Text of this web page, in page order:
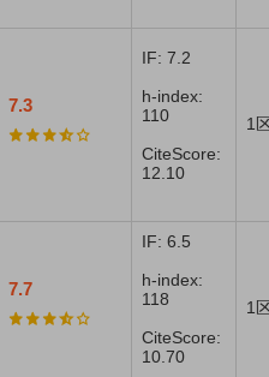
7.3
IF: 7.2
h-index:
110
CiteScore:
12.10
1
7.7
IF: 6.5
h-index:
118
CiteScore:
10.70
1